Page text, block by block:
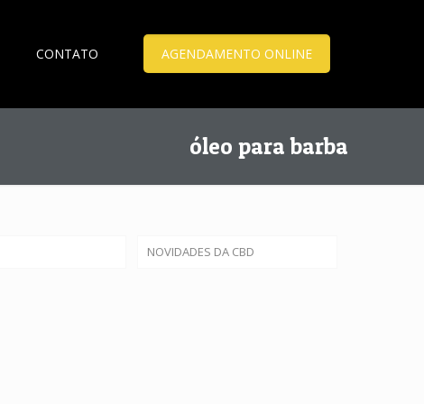
CONTATO AGENDAMENTO ONLINE
óleo para barba
NOVIDADES DA CBD